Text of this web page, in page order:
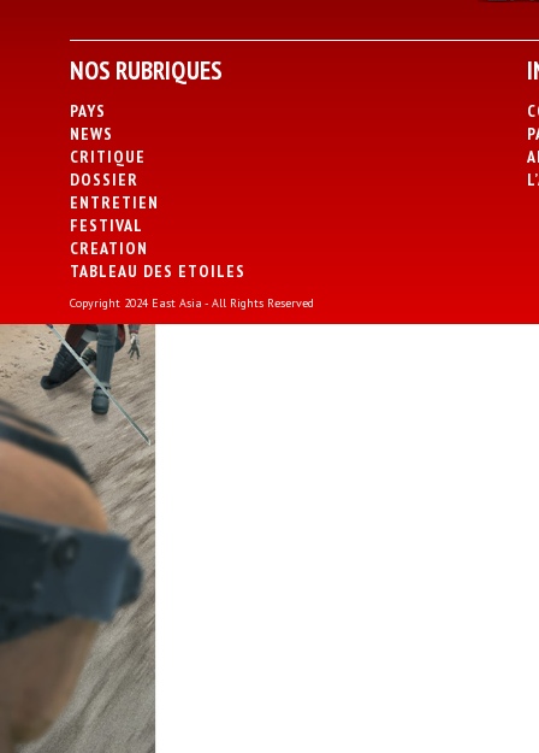
NOS RUBRIQUES
PAYS
NEWS
CRITIQUE
DOSSIER
ENTRETIEN
FESTIVAL
CREATION
TABLEAU DES ETOILES
Copyright 2024 East Asia - All Rights Reserved